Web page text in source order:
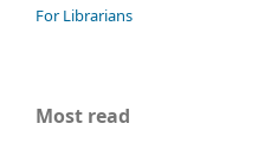
For Librarians
Most read